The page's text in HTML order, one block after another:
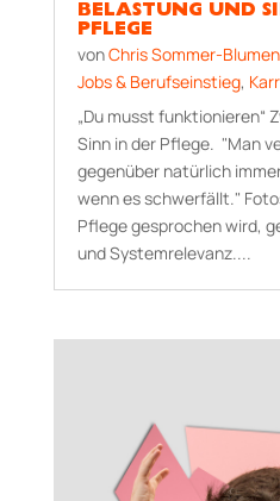
BELASTUNG UND
PFLEGE
vonChris Sommer-
Jobs & Berufseinstieg,
„Du musst funktionieren“
Sinn in der Pflege. "Man
gegenüber natürlich
wenn es schwerfällt."
Pflege gesprochen wird,
und Systemrelevanz....